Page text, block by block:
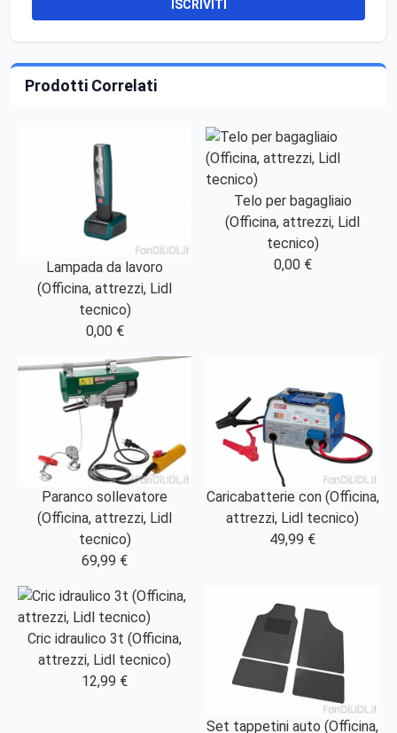
ISCRIVITI
Prodotti Correlati
Lampada da lavoro
(Officina, attrezzi, Lidl
tecnico)
0,00 €
Telo per bagagliaio
(Officina, attrezzi, Lidl
tecnico)
0,00 €
Paranco sollevatore
(Officina, attrezzi, Lidl
tecnico)
69,99 €
Caricabatterie con (Officina,
attrezzi, Lidl tecnico)
49,99 €
Cric idraulico 3t (Officina,
attrezzi, Lidl tecnico)
12,99 €
Set tappetini auto (Officina,